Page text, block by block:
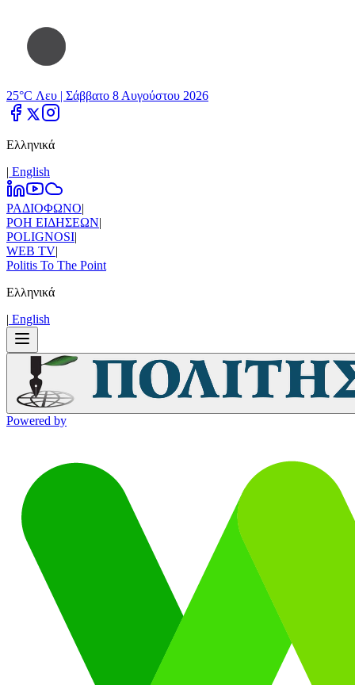
25°C Λευ | Σάββατο 8 Αυγούστου 2026
Ελληνικά
| Εnglish
ΡΑΔΙΟΦΩΝΟ|
ΡΟΗ ΕΙΔΗΣΕΩΝ|
POLIGNOSI|
WEB TV|
Politis To The Point
Ελληνικά
| Εnglish
Powered by